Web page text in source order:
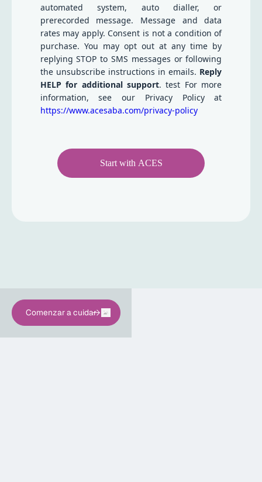
automated system, auto dialler, or
prerecorded message. Message and data
rates may apply. Consent is not a condition of
purchase. You may opt out at any time by
replying STOP to SMS messages or following
the unsubscribe instructions in emails. Reply
HELP for additional support. test For more
information, see our Privacy Policy at
https://www.acesaba.com/privacy-policy
Start with ACES
Comenzar a cuidar